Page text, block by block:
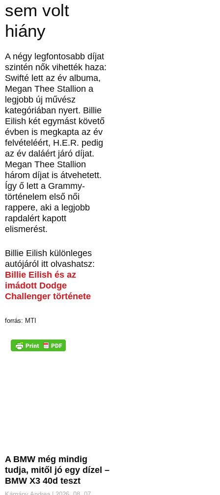
sem volt
hiány
A négy legfontosabb díjat
szintén nők vihették haza:
Swifté lett az év albuma,
Megan Thee Stallion a
legjobb új művész
kategóriában nyert. Billie
Eilish két egymást követő
évben is megkapta az év
felvételéért, H.E.R. pedig
az év daláért járó díjat.
Megan Thee Stallion
három díjat is átvehetett.
Így ő lett a Grammy-
történelem első női
rappere, aki a legjobb
rapdalért kapott
elismerést.
Billie Eilish különleges
autójáról itt olvashatsz:
Billie Eilish és az
imádott Dodge
Challenger története
forrás: MTI
A BMW még mindig
tudja, mitől jó egy dízel –
BMW X3 40d teszt